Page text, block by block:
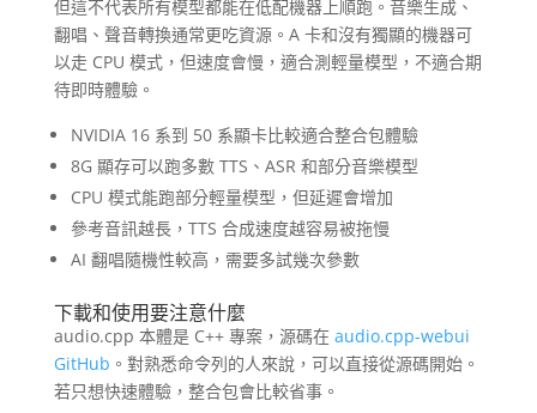
但這不代表所有模型都能在低配機器上順跑。音樂生成、
翻唱、聲音轉換通常更吃資源。A 卡和沒有獨顯的機器可
以走 CPU 模式，但速度會慢，適合測輕量模型，不適合期
待即時體驗。
NVIDIA 16 系到 50 系顯卡比較適合整合包體驗
8G 顯存可以跑多數 TTS、ASR 和部分音樂模型
CPU 模式能跑部分輕量模型，但延遲會增加
參考音訊越長，TTS 合成速度越容易被拖慢
AI 翻唱隨機性較高，需要多試幾次參數
下載和使用要注意什麼
audio.cpp 本體是 C++ 專案，源碼在 audio.cpp-webui
GitHub 。對熟悉命令列的人來說，可以直接從源碼開始。
若只想快速體驗，整合包會比較省事。